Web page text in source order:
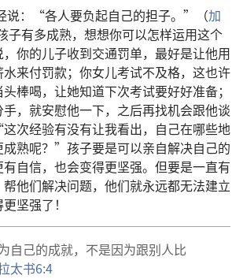
说：“各人要负起自己的担子。”（加
子有多成熟，想想你可以怎样运用这个
你的儿子收到交通罚单，最好是让他用
来付罚款；你女儿考试不及格，这也许
棒喝，让她知道下次考试要好好准备；
，就安慰他一下，之后再找机会跟他谈
次经验有没有让我看出，自己在哪些地
成熟呢？”孩子要是可以亲自解决自己的
自信，也会变得更坚强。但要是一直有
他们解决问题，他们就永远都无法建立
坚强了！
自己的成就，不是因为跟别人比
太书6:4